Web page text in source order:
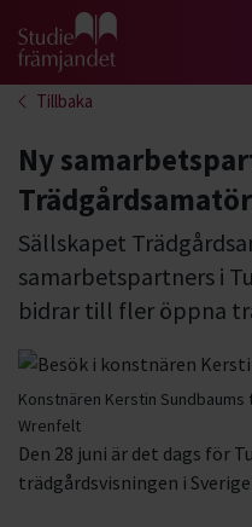
Gå till studiefrämjandets
Tillbaka
Ny
Sällskapet
samarbetspartners i
bidrar till fler öppna
Konstnären Kerstin Sundbaums
Wrenfelt
Den 28 juni är det dags för
trädgårdsvisningen i